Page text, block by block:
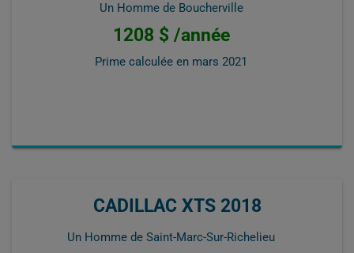
Un Homme de Boucherville
1208 $ /année
Prime calculée en mars 2021
CADILLAC XTS 2018
Un Homme de Saint-Marc-Sur-Richelieu